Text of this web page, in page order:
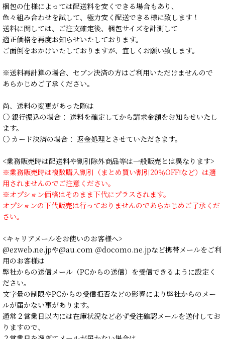
梱包の仕様によっては配送料を安くできる場合もあり、
色々組み合わせを試して、極力安く配送できる様に致します！
送料に関しては、ご注文確定後、梱包サイズを計測して
適正価格を再度お知らせいたしております。
ご面倒をおかけいたしておりますが、宜しくお願い致します。
※送料再計算の場合、セブン決済の方はご利用いただけませんので
あらかじめご了承ください。
尚、送料の変更があった際は
○ 銀行振込の場合： 送料を確定してから請求金額をお知らせいたし
ます。
○ カード決済の場合： 返金処理とさせていただきます。
<業務販売時は配送料や割引除外商品等は一般販売とは異なります>
※業務販売時は複数購入割引（まとめ買い割引20％OFF!など）は適
用されませんのでご注意ください。
※オプション価格はそのまま下代にプラスされます。
オプションの下代販売は行っておりませんのであらかじめご了承くだ
さい。
<キャリアメールをお使いのお客様へ>
@ezweb.ne.jpや@au.com ＠docomo.ne.jpなど携帯メールをご利
用のお客様は
弊社からの送信メール（PCからの送信）を受信できるように設定く
ださい。
文字量の制限やPCからの受信拒否などの影響により弊社からのメー
ルが届かない事があります。
通常２営業日以内には在庫状況など必ず受注確認メールを送付してお
りますので、